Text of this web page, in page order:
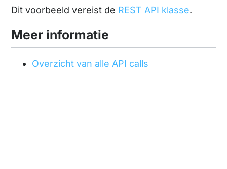
Dit voorbeeld vereist de REST API klasse.
Meer informatie
Overzicht van alle API calls